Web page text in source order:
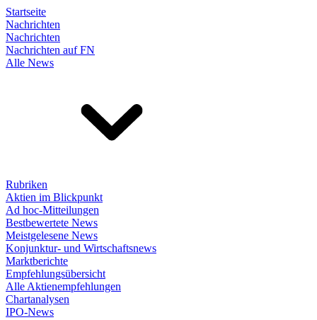
Startseite
Nachrichten
Nachrichten
Nachrichten auf FN
Alle News
Rubriken
Aktien im Blickpunkt
Ad hoc-Mitteilungen
Bestbewertete News
Meistgelesene News
Konjunktur- und Wirtschaftsnews
Marktberichte
Empfehlungsübersicht
Alle Aktienempfehlungen
Chartanalysen
IPO-News